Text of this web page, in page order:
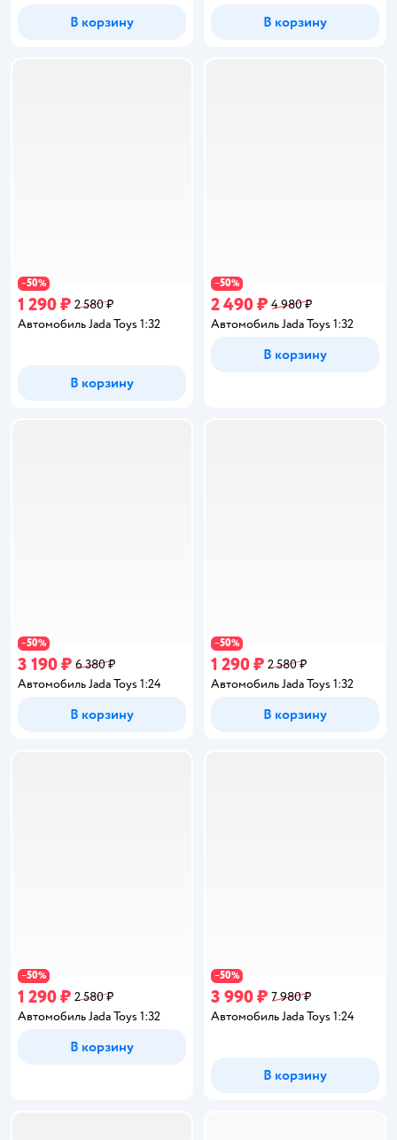
В корзину В корзину
−50%
1 290 ₽ 2 580 ₽
Автомобиль Jada Toys 1:32
В корзину
−50%
2 490 ₽ 4 980 ₽
Автомобиль Jada Toys 1:32
В корзину
−50%
3 190 ₽ 6 380 ₽
Автомобиль Jada Toys 1:24
В корзину
−50%
1 290 ₽ 2 580 ₽
Автомобиль Jada Toys 1:32
В корзину
−50%
1 290 ₽ 2 580 ₽
Автомобиль Jada Toys 1:32
В корзину
−50%
3 990 ₽ 7 980 ₽
Автомобиль Jada Toys 1:24
В корзину